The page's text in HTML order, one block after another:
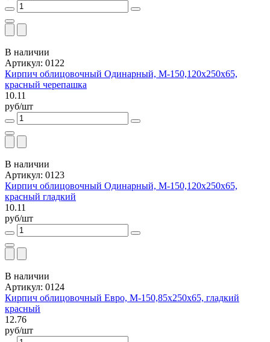
В наличии
Артикул: 0122
Кирпич облицовочный Одинарный, М-150,120x250x65,
красный черепашка
10.11
руб/шт
В наличии
Артикул: 0123
Кирпич облицовочный Одинарный, М-150,120x250x65,
красный гладкий
10.11
руб/шт
В наличии
Артикул: 0124
Кирпич облицовочный Евро, М-150,85x250x65, гладкий
красный
12.76
руб/шт